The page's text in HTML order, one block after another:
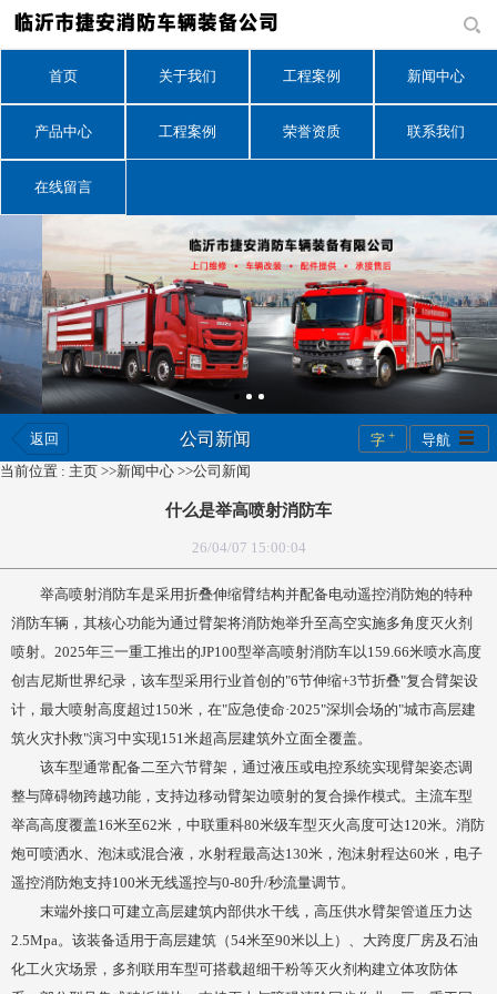
首页 关于我们 工程案例 新闻中心
产品中心 工程案例 荣誉资质 联系我们
在线留言
返回 公司新闻 导航
字 +
当前位置 : 主页 >>新闻中心 >>公司新闻
什么是举高喷射消防车
26/04/07 15:00:04
举高喷射消防车是采用折叠伸缩臂结构并配备电动遥控消防炮的特种
消防车辆，其核心功能为通过臂架将消防炮举升至高空实施多角度灭火剂
喷射。2025年三一重工推出的JP100型举高喷射消防车以159.66米喷水高度
创吉尼斯世界纪录，该车型采用行业首创的"6节伸缩+3节折叠"复合臂架设
计，最大喷射高度超过150米，在"应急使命·2025"深圳会场的"城市高层建
筑火灾扑救"演习中实现151米超高层建筑外立面全覆盖。
该车型通常配备二至六节臂架，通过液压或电控系统实现臂架姿态调
整与障碍物跨越功能，支持边移动臂架边喷射的复合操作模式。主流车型
举高高度覆盖16米至62米，中联重科80米级车型灭火高度可达120米。消防
炮可喷洒水、泡沫或混合液，水射程最高达130米，泡沫射程达60米，电子
遥控消防炮支持100米无线遥控与0-80升/秒流量调节。
末端外接口可建立高层建筑内部供水干线，高压供水臂架管道压力达
2.5Mpa。该装备适用于高层建筑（54米至90米以上）、大跨度厂房及石油
化工火灾场景，多剂联用车型可搭载超细干粉等灭火剂构建立体攻防体